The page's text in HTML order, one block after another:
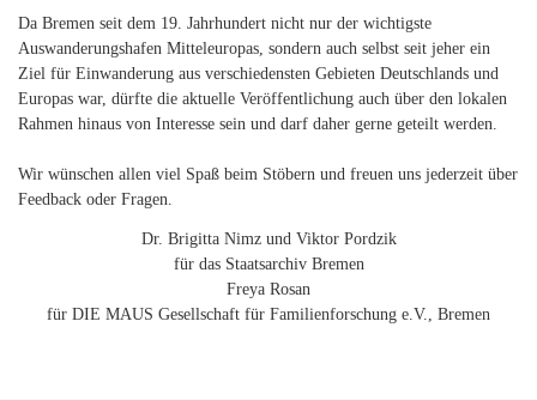
Da Bremen seit dem 19. Jahrhundert nicht nur der wichtigste
Auswanderungshafen Mitteleuropas, sondern auch selbst seit jeher ein
Ziel für Einwanderung aus verschiedensten Gebieten Deutschlands und
Europas war, dürfte die aktuelle Veröffentlichung auch über den lokalen
Rahmen hinaus von Interesse sein und darf daher gerne geteilt werden.
Wir wünschen allen viel Spaß beim Stöbern und freuen uns jederzeit über
Feedback oder Fragen.
Dr. Brigitta Nimz und Viktor Pordzik
für das Staatsarchiv Bremen
Freya Rosan
für DIE MAUS Gesellschaft für Familienforschung e.V., Bremen